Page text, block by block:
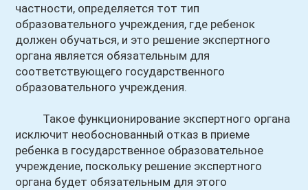
частности, определяется тот тип
образовательного учреждения, где ребенок
должен обучаться, и это решение экспертного
органа является обязательным для
соответствующего государственного
образовательного учреждения.
Такое функционирование экспертного органа
исключит необоснованный отказ в приеме
ребенка в государственное образовательное
учреждение, поскольку решение экспертного
органа будет обязательным для этого